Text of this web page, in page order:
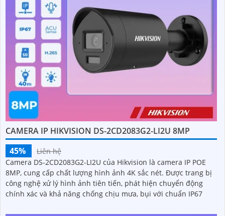
CAMERA IP HIKVISION DS-2CD2083G2-LI2U 8MP
45%
Liên hệ
Camera DS-2CD2083G2-LI2U của Hikvision là camera IP POE
8MP, cung cấp chất lượng hình ảnh 4K sắc nét. Được trang bị
công nghệ xử lý hình ảnh tiên tiến, phát hiện chuyển động
chính xác và khả năng chống chịu mưa, bụi với chuẩn IP67